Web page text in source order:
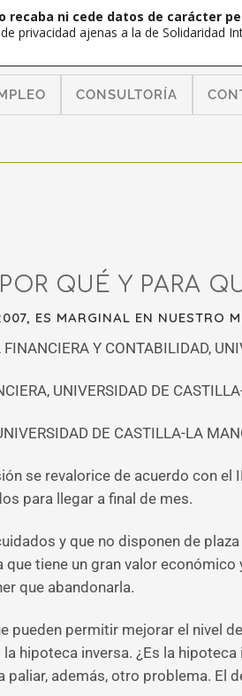
CONSULTORÍA
QUÉ Y PARA
ES MARGINAL EN NUESTRO
Y CONTABILIDAD,
UNIVERSIDAD DE
DE CASTILLA-LA
se revalorice de acuerdo con el
para llegar a final de mes.
y que no disponen de
tiene un gran valor
que abandonarla.
pueden permitir mejorar el nivel
hipoteca inversa. ¿Es la
además, otro problema. El
ni cede datos de carácter
privacidad ajenas a la de Solidaridad